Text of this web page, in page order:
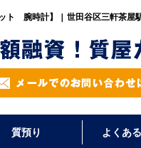
腕時計】 | 世田谷区三軒茶屋
質預り よくあ